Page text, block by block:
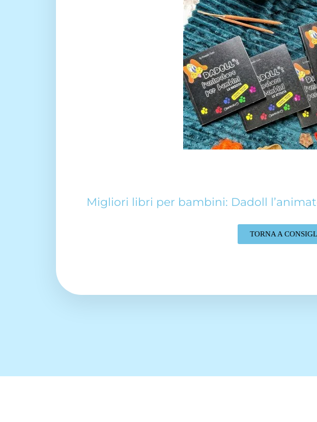
Migliori libri per bambini: Dadoll
TORNA A